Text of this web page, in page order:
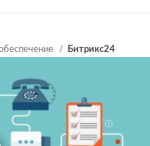
Битрикс24